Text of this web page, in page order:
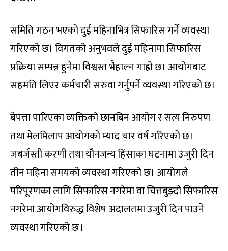
समिति गठन भएको दुई महिनाभित्र सिफारिस गर्ने व्यवस्था
गरिएको छ। विगतको अनुभवले दुई महिनामा सिफारिस
प्रक्रिया सम्पन्न हुनेमा विश्वस्त भैहाल्न गाह्रो छ। आयोगबाट
सहमति लिएर कर्मचारी सरुवा गर्नुपर्ने व्यवस्था गरिएको छ।
बेपत्ता पारिएका व्यक्तिको छानबिन आयोग र सत्य निरुपण
तथा मेलमिलाप आयोगको म्याद चार वर्ष गरिएको छ।
जबर्जस्ती करणी तथा यौनजन्य हिंसाका घटनामा उजुरी दिन
तीन महिना समयको व्यवस्था गरिएको छ। आयोगले
परिपूरणका लागि सिफारिस नगरेमा वा चित्तबुझ्दो सिफारिस
नगरेमा आयोगविरुद्ध विशेष अदालतमा उजुरी दिन पाउने
व्यवस्था गरिएको छ ।